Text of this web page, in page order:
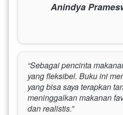
Anindya
“Sebagai pencinta
yang fleksibel. Buku ini
yang bisa saya terapkan
meninggalkan makanan
dan realistis.”